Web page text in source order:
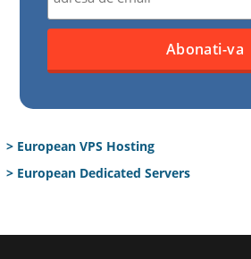
> European VPS Hosting
> European Dedicated Servers